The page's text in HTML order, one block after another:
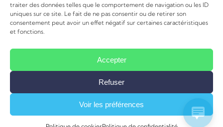
traiter des données telles que le comportement de navigation ou les ID
uniques sur ce site. Le fait de ne pas consentir ou de retirer son
consentement peut avoir un effet négatif sur certaines caractéristiques
et fonctions.
Accepter
Refuser
Voir les préférences